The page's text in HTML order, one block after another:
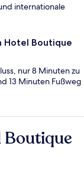
internationale
Hotel Boutique
nur 8 Minuten zu
13 Minuten Fußweg